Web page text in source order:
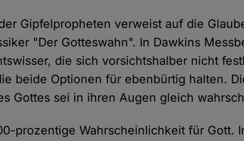
Gipfelpropheten verweist auf die
"Der Gotteswahn". In Dawkins
die sich vorsichtshalber nicht
beide Optionen für ebenbürtig halten.
Gottes sei in ihren Augen gleich
prozentige Wahrscheinlichkeit für Gott.